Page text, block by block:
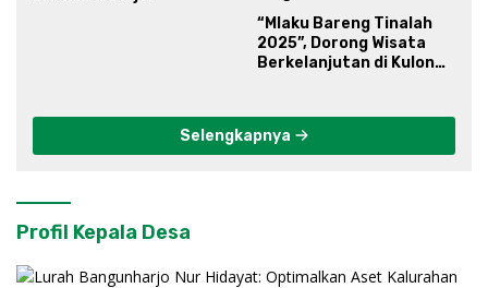
“Mlaku Bareng Tinalah
2025”, Dorong Wisata
Berkelanjutan di Kulon
Selengkapnya
Profil Kepala Desa